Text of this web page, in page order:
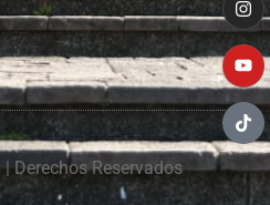
Derechos Reservados